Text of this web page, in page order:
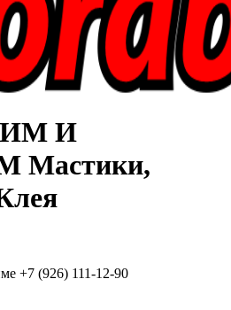
И
Мастики,
+7 (926) 111-12-90